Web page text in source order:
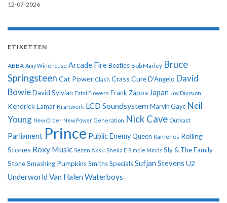
12-07-2026
ETIKETTEN
ABBA Amy Winehouse Arcade Fire Beatles Bob Marley Bruce
Springsteen Cat Power Clash Crass CureD'Angelo David
BowieDavid Sylvian Fatal Flowers Frank Zappa Japan Joy Division
Kendrick Lamar Kraftwerk LCD Soundsystem Marvin Gaye Neil
Young New Order New Power Generation Nick Cave Outkast
Parliament Prince Public EnemyQueen Ramones Rolling
Stones Roxy Music Sezen Aksu Sheila E Simple Minds Sly & The Family
StoneSmashing PumpkinsSmithsSpecialsSufjan Stevens U2
Underworld Van Halen Waterboys